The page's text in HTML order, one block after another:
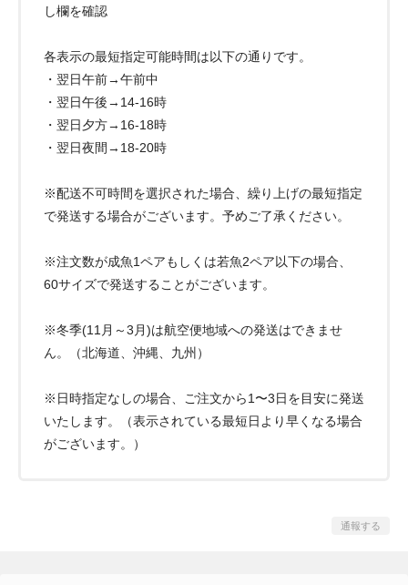
し欄を確認
各表示の最短指定可能時間は以下の通りです。
・翌日午前→午前中
・翌日午後→14-16時
・翌日夕方→16-18時
・翌日夜間→18-20時
※配送不可時間を選択された場合、繰り上げの最短指定
で発送する場合がございます。予めご了承ください。
※注文数が成魚1ペアもしくは若魚2ペア以下の場合、
60サイズで発送することがございます。
※冬季(11月～3月)は航空便地域への発送はできませ
ん。（北海道、沖縄、九州）
※日時指定なしの場合、ご注文から1〜3日を目安に発送
いたします。（表示されている最短日より早くなる場合
がございます。）
通報する